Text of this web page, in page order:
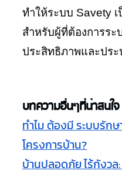
ทำให้ระบบ Savety
สำหรับผู้ที่ต้องการร
ประสิทธิภาพและปร
บทความอื่นๆที่น่าสนใจ
ทำไม ต้องมี ระบบรัก
โครงการบ้าน?
บ้านปลอดภัย ไร้กังวล